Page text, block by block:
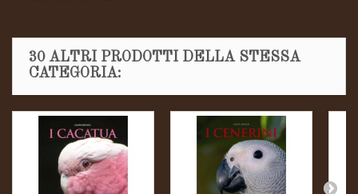
30 ALTRI PRODOTTI DELLA STESSA
CATEGORIA: